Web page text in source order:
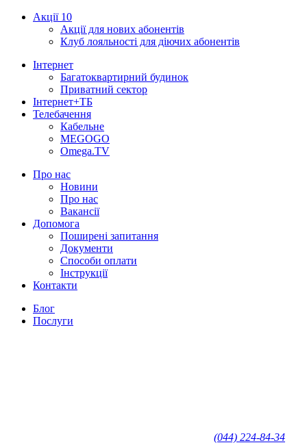
Акції 10
Акції для нових абонентів
Клуб лояльності для діючих абонентів
Інтернет
Багатоквартирний будинок
Приватний сектор
Інтернет+ТБ
Телебачення
Кабельне
MEGOGO
Omega.TV
Про нас
Новини
Про нас
Вакансії
Допомога
Поширені запитання
Документи
Способи оплати
Інструкції
Контакти
Блог
Послуги
(044) 224-84-34